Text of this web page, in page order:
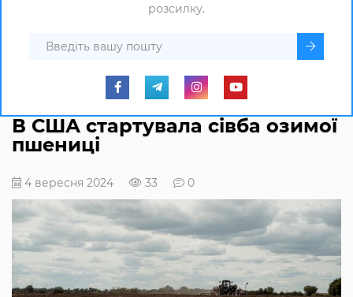
розсилку.
В США стартувала сівба озимої
пшениці
4 вересня 2024 33 0